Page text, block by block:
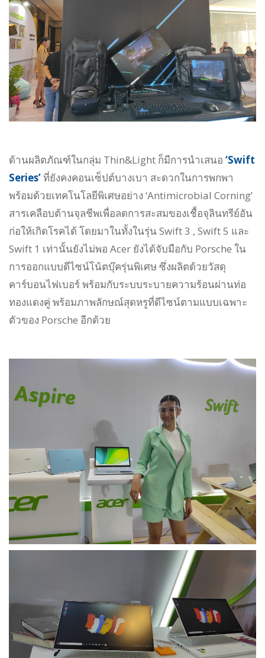
ด้านผลิตภัณฑ์ในกลุ่ม Thin&Light ก็มีการนำเสนอ ‘Swift
Series’ที่ยังคงคอนเซ็ปต์บางเบา สะดวกในการพกพา
พร้อมด้วยเทคโนโลยีพิเศษอย่าง ‘Antimicrobial Corning’
สารเคลือบต้านจุลชีพเพื่อลดการสะสมของเชื้อจุลินทรีย์อัน
ก่อให้เกิดโรคได้ โดยมาในทั้งในรุ่น Swift 3 , Swift 5 และ
Swift 1 เท่านั้นยังไม่พอ Acer ยังได้จับมือกับ Porsche ใน
การออกแบบดีไซน์โน้ตบุ๊ครุ่นพิเศษ ซึ่งผลิตด้วยวัสดุ
คาร์บอนไฟเบอร์ พร้อมกับระบบระบายความร้อนผ่านท่อ
ทองแดงคู่ พร้อมภาพลักษณ์สุดหรูที่ดีไซน์ตามแบบเฉพาะ
ตัวของ Porsche อีกด้วย